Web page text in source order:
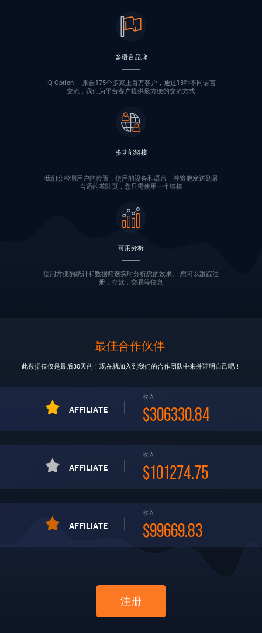
多语言品牌
IQ Option — 来自175个多家上百万客户，通过13种不同语言
交流，我们为平台客户提供最方便的交流方式
多功能链接
我们会检测用户的位置，使用的设备和语言，并将他发送到最
合适的着陆页，您只需使用一个链接
可用分析
使用方便的统计和数据筛选实时分析您的效果。 您可以跟踪注
册，存款，交易等信息
最佳合作伙伴
此数据仅仅是最后30天的！现在就加入到我们的合作团队中来并证明自己吧！
AFFILIATE
收入
$306330.84
AFFILIATE
收入
$101274.75
AFFILIATE
收入
$99669.83
注册